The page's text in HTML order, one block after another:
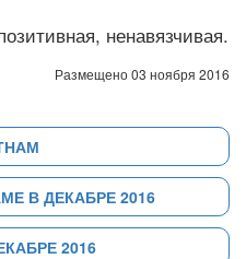
ненавязчивая.
Размещено 03 ноября 2016
В ДЕКАБРЕ 2016
2016